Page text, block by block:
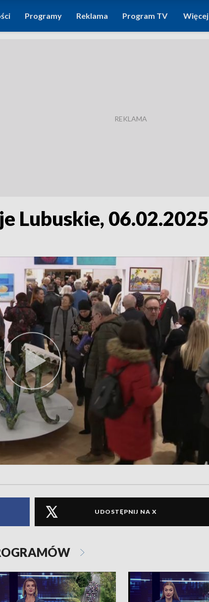
Programy Reklama Program TV Więcej
Lubuskie, 06.02.2025
UDOSTĘPNIJ NA X